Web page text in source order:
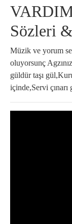
Sözleri
Müzik ve yorum
oluyorsunç
güldür taşı
içinde,Servi